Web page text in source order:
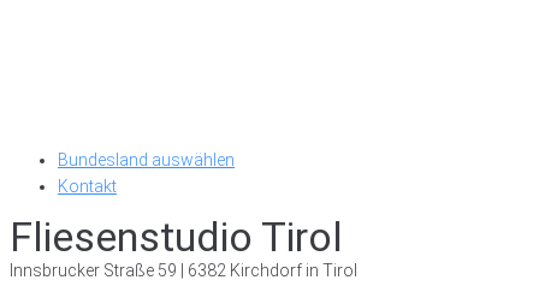
Bundesland auswählen
Kontakt
Fliesenstudio Tirol
Innsbrucker Straße 59 | 6382 Kirchdorf in Tirol